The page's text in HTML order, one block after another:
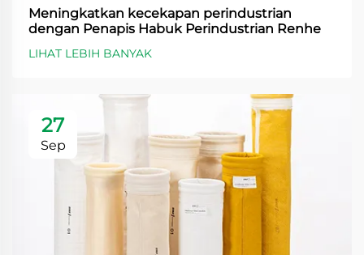
Meningkatkan kecekapan perindustrian
dengan Penapis Habuk Perindustrian Renhe
LIHAT LEBIH BANYAK
27
Sep